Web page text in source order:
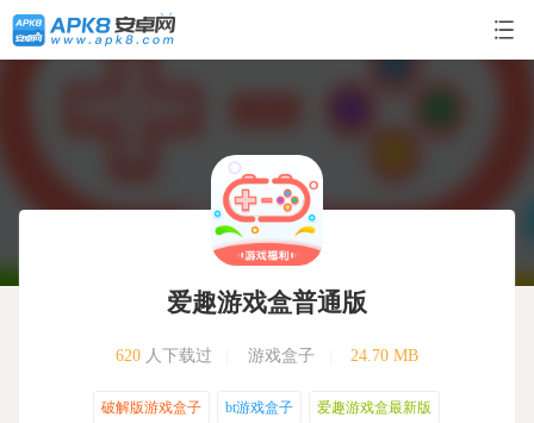
爱趣游戏盒普通版
620人下载过 游戏盒子 24.70 MB
破解版游戏盒子 bt游戏盒子 爱趣游戏盒最新版